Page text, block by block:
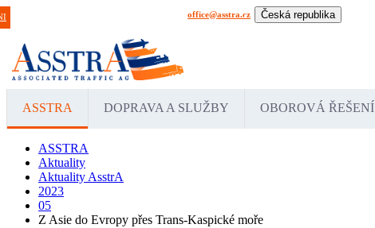
office@asstra.cz Česká republika
ASSTRA DOPRAVA A SLUŽBY OBOROVÁ ŘEŠENÍ
ASSTRA
Aktuality
Aktuality AsstrA
2023
05
Z Asie do Evropy přes Trans-Kaspické moře